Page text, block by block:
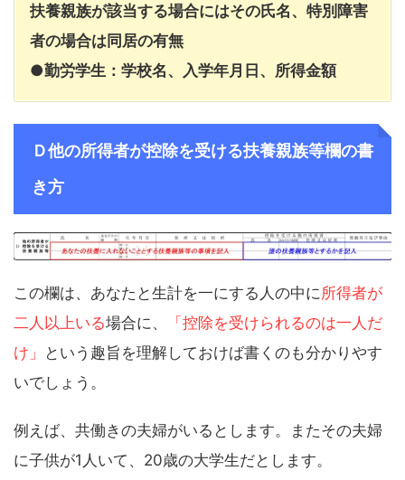
扶養親族が該当する場合にはその氏名、特別障害
者の場合は同居の有無
●勤労学生：学校名、入学年月日、所得金額
Ｄ他の所得者が控除を受ける扶養親族等欄の書
き方
この欄は、あなたと生計を一にする人の中に 所得者が
二人以上いる場合に、
「控除を受けられるのは一人だ
け」
という趣旨を理解しておけば書くのも分かりやす
いでしょう。
例えば、共働きの夫婦がいるとします。またその夫婦
に子供が1人いて、20歳の大学生だとします。